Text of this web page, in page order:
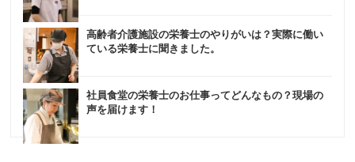
高齢者介護施設の栄養士のやりがいは？実際に働い
ている栄養士に聞きました。
社員食堂の栄養士のお仕事ってどんなもの？現場の
声を届けます！